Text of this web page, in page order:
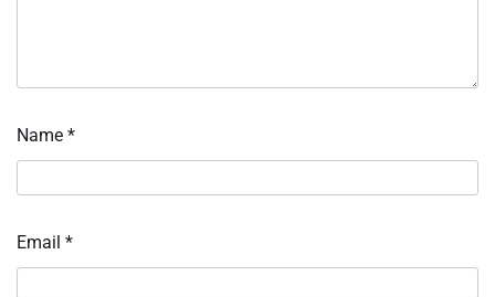
Name *
Email *